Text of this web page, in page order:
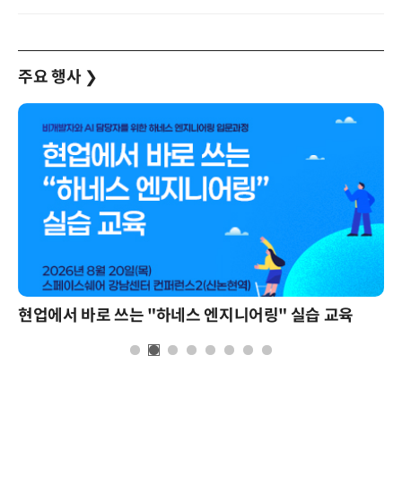
주요 행사 ❯
현업에서 바로 쓰는 "하네스 엔지니어링" 실습 교육